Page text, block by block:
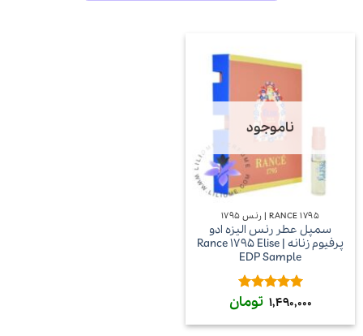
ناموجود
RANCE 1795 | رنس ۱۷۹۵
سمپل عطر رنس الیزه ادو
پرفیوم زنانه | Rance 1795 Elise
EDP Sample
امتیاز 5از
1,490,000 تومان